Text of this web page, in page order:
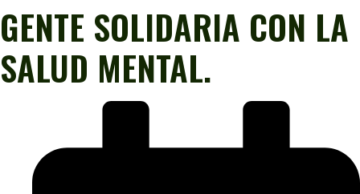
GENTE SOLIDARIA CON LA
SALUD MENTAL.